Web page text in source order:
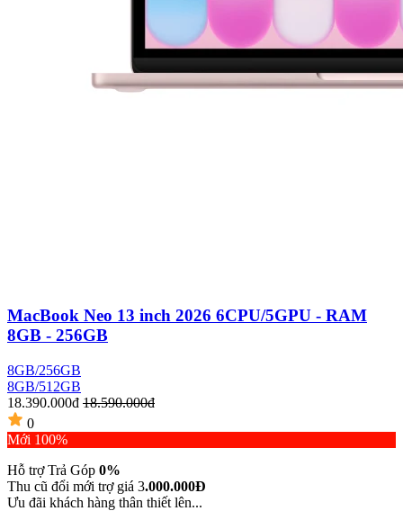
MacBook Neo 13 inch 2026 6CPU/5GPU - RAM
8GB - 256GB
8GB/256GB
8GB/512GB
18.390.000đ 18.590.000đ
0
Mới 100%
Hỗ trợ Trả Góp 0%
Thu cũ đổi mới trợ giá 3.000.000Đ
Ưu đãi khách hàng thân thiết lên...